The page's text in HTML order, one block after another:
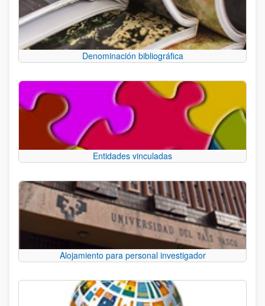
Denominación bibliográfica
Entidades vinculadas
Alojamiento para personal investigador